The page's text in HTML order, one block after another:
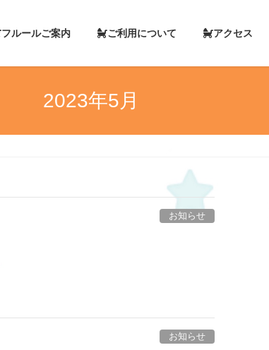
フルールご案内 ご利用について アクセス
2023年5月
お知らせ
お知らせ